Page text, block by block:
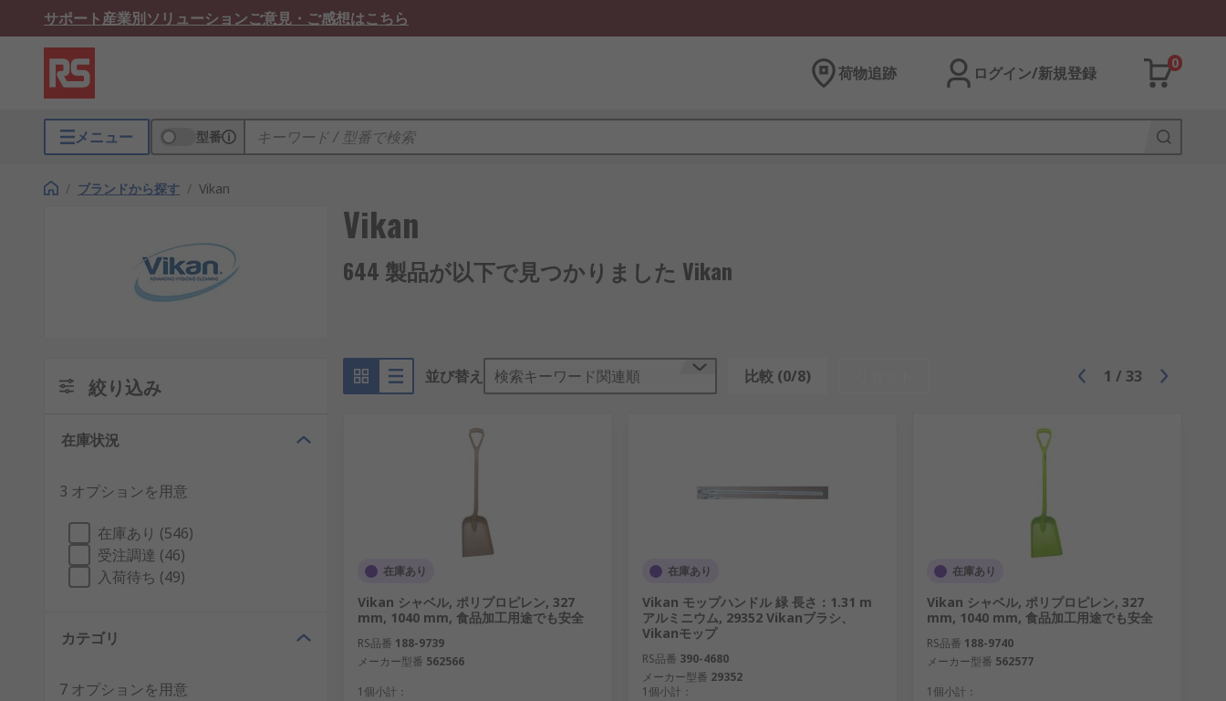
サポート産業別ソリューションご意見・ご感想はこちら
荷物追跡 ログイン/新規登録
0
メニュー 型番
/ ブランドから探す / Vikan
Vikan
644 製品が以下で見つかりました Vikan
絞り込み
在庫状況
3 オプションを用意
在庫あり (546)
受注調達 (46)
入荷待ち (49)
カテゴリ
7 オプションを用意
並び替え 検索キーワード関連順 比較 (0/8) 1 / 33
在庫あり
Vikan シャベル, ポリプロピレン, 327
mm, 1040 mm, 食品加工用途でも安全
RS品番 188-9739
メーカー型番 562566
1個小計：
在庫あり
Vikan モップハンドル 緑 長さ：1.31 m
アルミニウム, 29352 Vikanブラシ、
Vikanモップ
RS品番 390-4680
メーカー型番 29352
1個小計：
在庫あり
Vikan シャベル, ポリプロピレン, 327
mm, 1040 mm, 食品加工用途でも安全
RS品番 188-9740
メーカー型番 562577
1個小計：